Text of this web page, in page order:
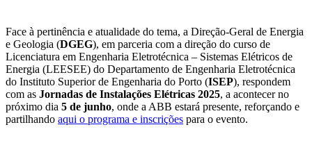
Face à pertinência e atualidade do tema, a Direção-Geral de Energia
e Geologia (DGEG), em parceria com a direção do curso de
Licenciatura em Engenharia Eletrotécnica – Sistemas Elétricos de
Energia (LEESEE) do Departamento de Engenharia Eletrotécnica
do Instituto Superior de Engenharia do Porto (ISEP), respondem
com as Jornadas de Instalações Elétricas 2025, a acontecer no
próximo dia 5 de junho, onde a ABB estará presente, reforçando e
partilhando aqui o programa e inscrições para o evento.